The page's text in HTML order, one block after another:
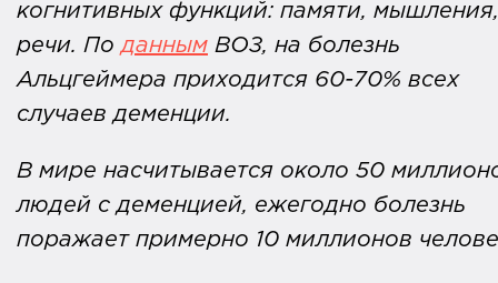
когнитивных функций: памяти, мышления,
речи. Поданным ВОЗ, на болезнь
Альцгеймера приходится 60-70% всех
случаев деменции.
В мире насчитывается около 50
людей с деменцией, ежегодно болезнь
поражает примерно 10 миллионов